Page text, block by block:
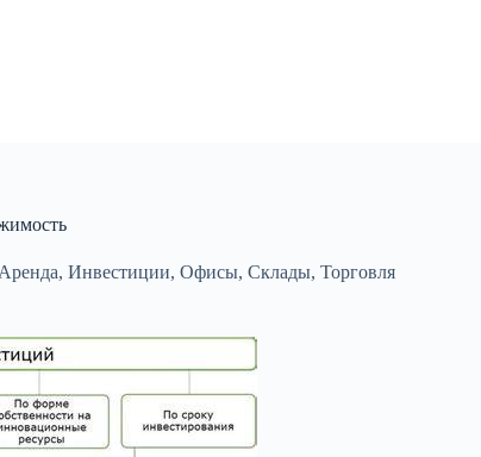
Аренда, Инвестиции, Офисы, Склады, Торговля